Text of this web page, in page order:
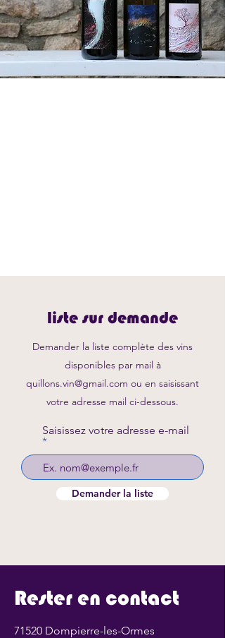
liste sur demande
Demander la liste complète des vins
disponibles par mail à
quillons.vin@gmail.com ou en saisissant
votre adresse mail ci-dessous.
Saisissez votre adresse e-mail
Demander la liste
Rester en contact
71520 Dompierre-les-Ormes